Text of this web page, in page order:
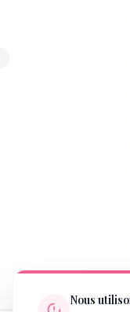
Nous